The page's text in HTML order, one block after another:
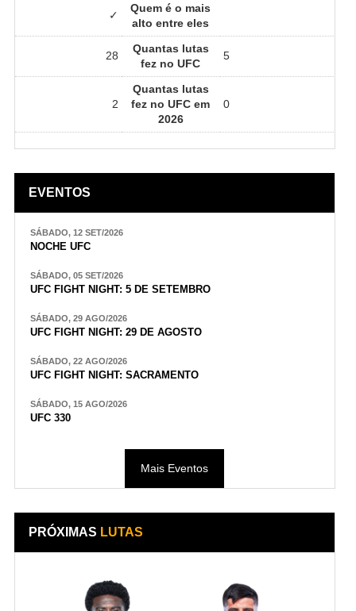
✓
Quem é o mais
alto entre eles
28
Quantas lutas
fez no UFC
5
2
Quantas lutas
fez no UFC em
2026
0
EVENTOS
SÁBADO, 12 SET/2026
NOCHE UFC
SÁBADO, 05 SET/2026
UFC FIGHT NIGHT: 5 DE SETEMBRO
SÁBADO, 29 AGO/2026
UFC FIGHT NIGHT: 29 DE AGOSTO
SÁBADO, 22 AGO/2026
UFC FIGHT NIGHT: SACRAMENTO
SÁBADO, 15 AGO/2026
UFC 330
Mais Eventos
PRÓXIMAS LUTAS